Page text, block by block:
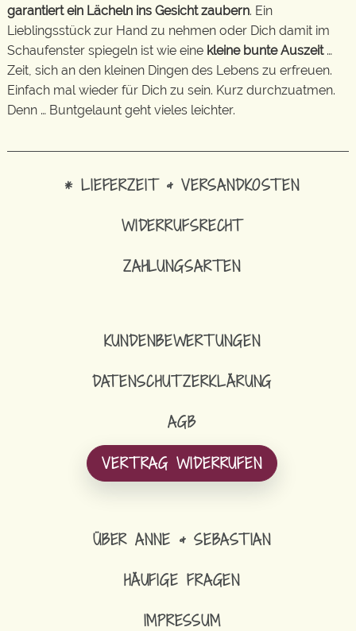
garantiert ein Lächeln ins Gesicht zaubern. Ein
Lieblingsstück zur Hand zu nehmen oder Dich damit im
Schaufenster spiegeln ist wie eine kleine bunte Auszeit…
Zeit, sich an den kleinen Dingen des Lebens zu erfreuen.
Einfach mal wieder für Dich zu sein. Kurz durchzuatmen.
Denn … Buntgelaunt geht vieles leichter.
* LIEFERZEIT & VERSANDKOSTEN
WIDERRUFSRECHT
ZAHLUNGSARTEN
KUNDENBEWERTUNGEN
DATENSCHUTZERKLÄRUNG
AGB
VERTRAG WIDERRUFEN
ÜBER ANNE & SEBASTIAN
HÄUFIGE FRAGEN
IMPRESSUM